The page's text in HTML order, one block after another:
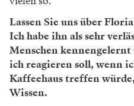
Lassen Sie uns über
Ich habe ihn als sehr
Menschen
ich reagieren soll, wenn
Kaffeehaus treffen
Wissen.